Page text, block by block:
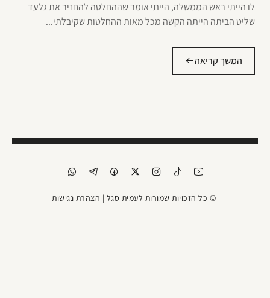
לו הייתי ראש הממשלה, הייתי אומר שההחלטה להחזיר את גלעד
שליט הביתה הייתה הקשה מכל מאות ההחלטות שקיבלתי...
המשך קריאה
© כל הזכויות שמורות לעמית סגל | הצהרת נגישות